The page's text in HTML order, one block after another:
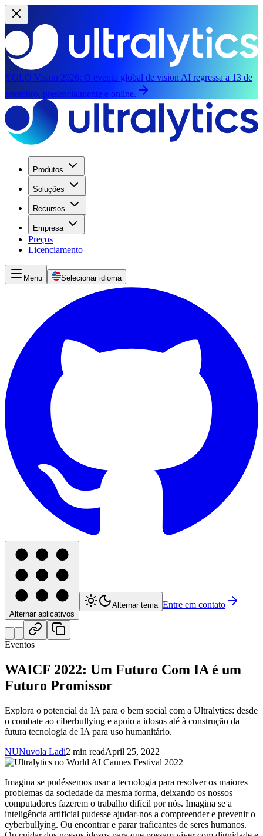
YOLO Vision 2026: O evento global de vision AI regressa a 13 de
setembro, presencialmente e online.
Produtos
Soluções
Recursos
Empresa
Preços
Licenciamento
Menu Selecionar idioma
Alternar aplicativos
Alternar tema Entre em contato
Eventos
WAICF 2022: Um Futuro Com IA é um
Futuro Promissor
Explora o potencial da IA para o bem social com a Ultralytics: desde
o combate ao ciberbullying e apoio a idosos até à construção da
futura tecnologia de IA para uso humanitário.
NUNuvola Ladi2 min readApril 25, 2022
Imagina se pudéssemos usar a tecnologia para resolver os maiores
problemas da sociedade da mesma forma, deixando os nossos
computadores fazerem o trabalho difícil por nós. Imagina se a
inteligência artificial pudesse ajudar-nos a compreender e prevenir o
cyberbullying. Ou encontrar e parar traficantes de seres humanos.